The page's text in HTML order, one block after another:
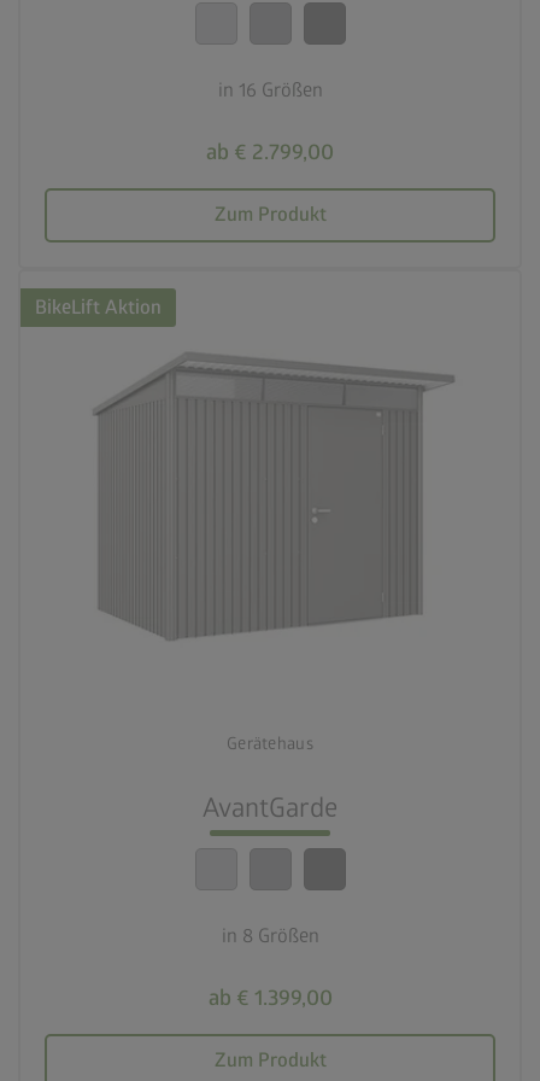
in 16 Größen
ab € 2.799,00
Zum Produkt
Gerätehaus
AvantGarde
in 8 Größen
ab € 1.399,00
Zum Produkt
3 Farbvariationen
Beste Sicherheitsstandards
calendar_month
BikeLift Aktion